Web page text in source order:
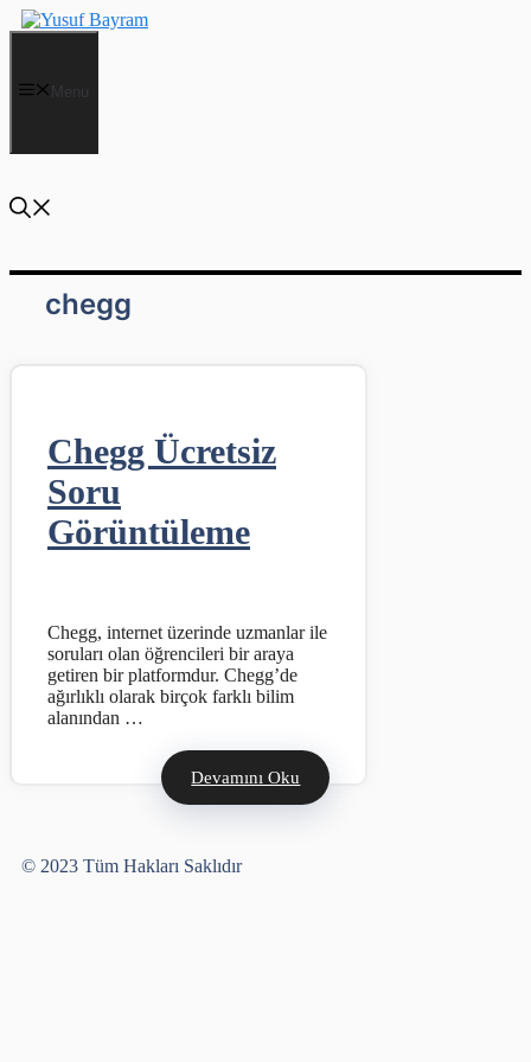
İçeriğe
atla
Menu
chegg
Chegg Ücretsiz
Soru
Görüntüleme
Chegg, internet üzerinde uzmanlar ile
soruları olan öğrencileri bir araya
getiren bir platformdur. Chegg’de
ağırlıklı olarak birçok farklı bilim
alanından …
Devamını Oku
© 2023 Tüm Hakları Saklıdır